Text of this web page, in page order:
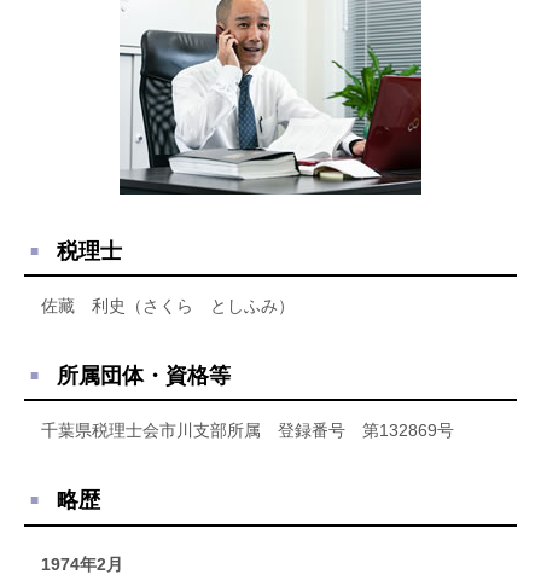
税理士
佐藏 利史（さくら としふみ）
所属団体・資格等
千葉県税理士会市川支部所属 登録番号 第132869号
略歴
1974年2月